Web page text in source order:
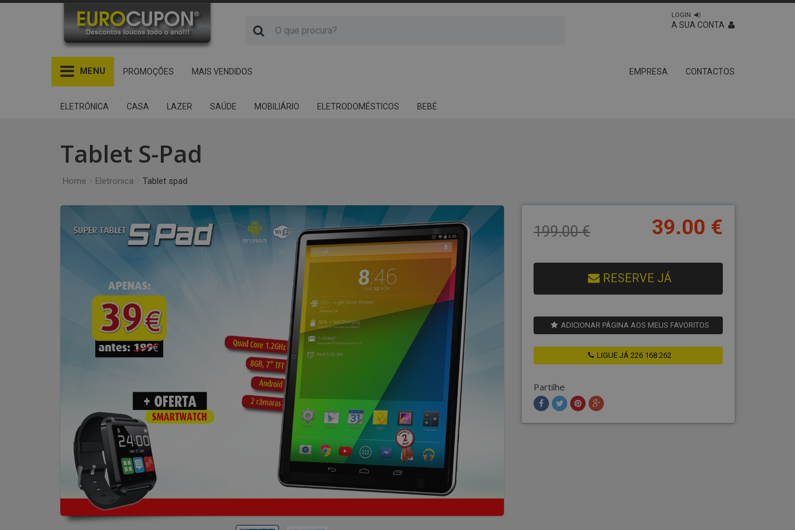
LOGIN
A SUA CONTA
MENU PROMOÇÕES MAIS VENDIDOS EMPRESA CONTACTOS
ELETRÓNICA CASA LAZER SAÚDE MOBILIÁRIO ELETRODOMÉSTICOS BEBÉ
Tablet S-Pad
Home Eletronica Tablet spad
199.00 € 39.00 €
RESERVE JÁ
ADICIONAR PÁGINA AOS MEUS FAVORITOS
LIGUE JÁ 226 168 262
Partilhe